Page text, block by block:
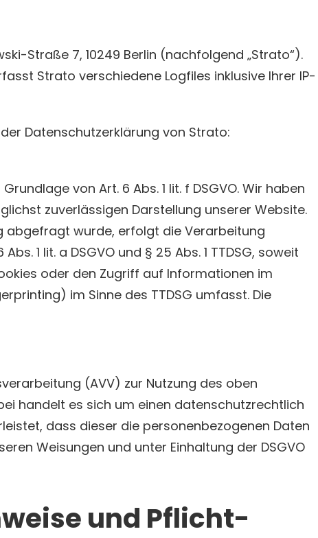
Straße 7, 10249 Berlin (nachfolgend „Strato“).
Strato verschiedene Logfiles inklusive Ihrer IP-
Datenschutzerklärung von Strato:
von Art. 6 Abs. 1 lit. f DSGVO. Wir haben
zuverlässigen Darstellung unserer Website.
abgefragt wurde, erfolgt die Verarbeitung
1 lit. a DSGVO und § 25 Abs. 1 TTDSG, soweit
oder den Zugriff auf Informationen im
im Sinne des TTDSG umfasst. Die
(AVV) zur Nutzung des oben
handelt es sich um einen datenschutzrechtlich
dass dieser die personenbezogenen Daten
Weisungen und unter Einhaltung der DSGVO
und Pflicht­